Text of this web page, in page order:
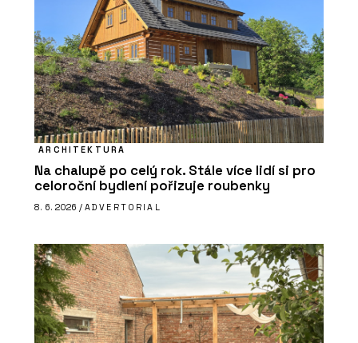
ARCHITEKTURA
Na chalupě po celý rok. Stále více lidí si pro
celoroční bydlení pořizuje roubenky
8. 6. 2026 / ADVERTORIAL